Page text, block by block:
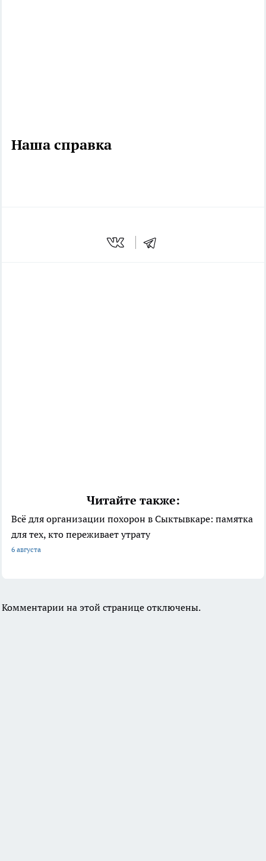
Наша справка
Читайте также:
Всё для организации похорон в Сыктывкаре: памятка
для тех, кто переживает утрату
6 августа
Комментарии на этой странице отключены.